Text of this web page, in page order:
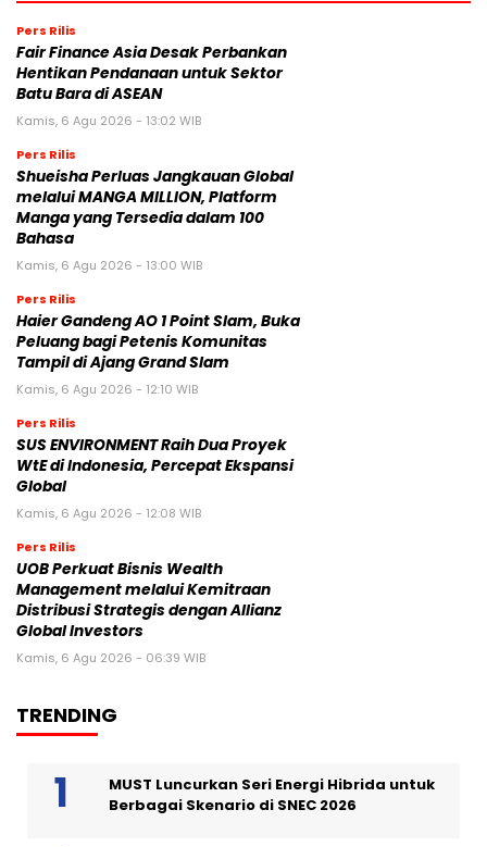
Pers Rilis
Fair Finance Asia Desak Perbankan
Hentikan Pendanaan untuk Sektor
Batu Bara di ASEAN
Kamis, 6 Agu 2026 - 13:02 WIB
Pers Rilis
Shueisha Perluas Jangkauan Global
melalui MANGA MILLION, Platform
Manga yang Tersedia dalam 100
Bahasa
Kamis, 6 Agu 2026 - 13:00 WIB
Pers Rilis
Haier Gandeng AO 1 Point Slam, Buka
Peluang bagi Petenis Komunitas
Tampil di Ajang Grand Slam
Kamis, 6 Agu 2026 - 12:10 WIB
Pers Rilis
SUS ENVIRONMENT Raih Dua Proyek
WtE di Indonesia, Percepat Ekspansi
Global
Kamis, 6 Agu 2026 - 12:08 WIB
Pers Rilis
UOB Perkuat Bisnis Wealth
Management melalui Kemitraan
Distribusi Strategis dengan Allianz
Global Investors
Kamis, 6 Agu 2026 - 06:39 WIB
TRENDING
MUST Luncurkan Seri Energi Hibrida untuk
Berbagai Skenario di SNEC 2026